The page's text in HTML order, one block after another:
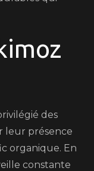
des
leur présence
organique. En
constante